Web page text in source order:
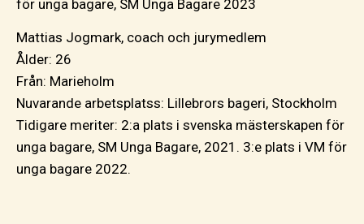
för unga bagare, SM Unga Bagare 2023
Mattias Jogmark, coach och jurymedlem
Ålder: 26
Från: Marieholm
Nuvarande arbetsplatss: Lillebrors bageri, Stockholm
Tidigare meriter: 2:a plats i svenska mästerskapen för
unga bagare, SM Unga Bagare, 2021. 3:e plats i VM för
unga bagare 2022.